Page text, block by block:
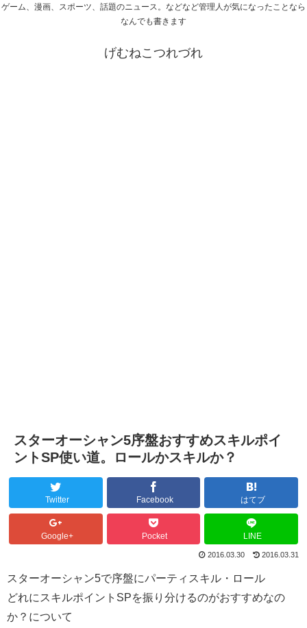
ゲーム、漫画、スポーツ、話題のニュース。などなど管理人が気になったことなら
なんでも書きます
げむねこつれづれ
スターオーシャン5序盤おすすめスキルポイ
ントSP使い道。ロールかスキルか？
Twitter Facebook はてブ
Google+ Pocket LINE
2016.03.30 2016.03.31
スターオーシャン5で序盤にパーティスキル・ロール
どれにスキルポイントSPを振り分けるのがおすすめなの
か？について